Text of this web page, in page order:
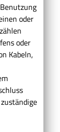
oder
oder
Kabeln,